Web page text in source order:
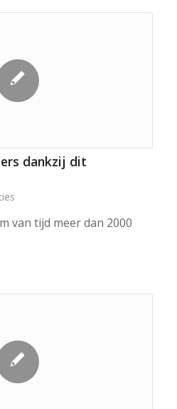
dankzij dit
van tijd meer dan 2000